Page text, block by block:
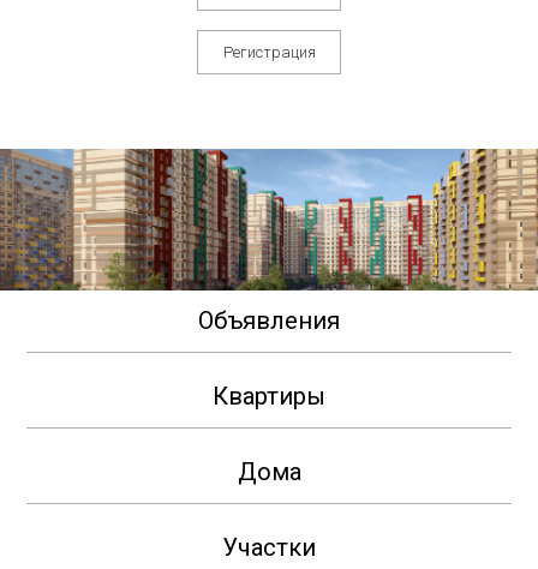
Регистрация
Объявления
Квартиры
Дома
Участки